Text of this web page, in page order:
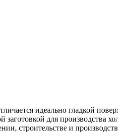
идеально гладкой
заготовкой для
строительстве и